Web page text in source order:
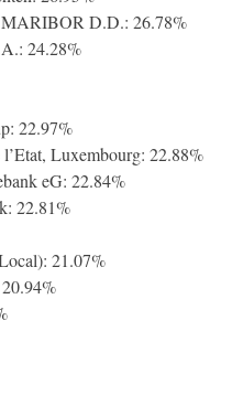
D.D.: 26.78%
24.28%
22.97%
l’Etat, Luxembourg: 22.88%
eG: 22.84%
22.81%
21.07%